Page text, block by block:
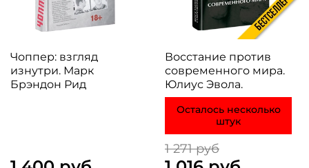
Чоппер: взгляд
изнутри. Марк
Брэндон Рид
Восстание против
современного мира.
Юлиус Эвола.
Осталось несколько
штук
1 271 руб